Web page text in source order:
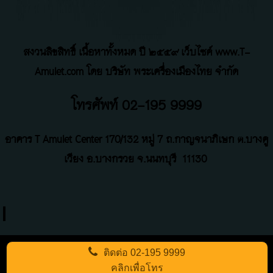
สงวนลิขสิทธิ์ เนื้อหาทั้งหมด ปี ๒๕๕๙ เว็บไซค์ www.T-
Amulet.com โดย บริษัท พระเครื่องเมืองไทย จำกัด
โทรศัพท์ 02-195 9999
อาคาร T Amulet Center170/132 หมู่ 7 ถ.กาญจนาภิเษก ต.บางคู
เวียง อ.บางกรวย จ.นนทบุรี 11130
ติดต่อ02-195 9999
คลิกเพื่อโทร